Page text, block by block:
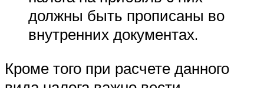
должны быть прописаны во
внутренних документах.
Кроме того при расчете данного